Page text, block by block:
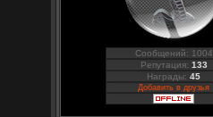
Сообщений: 1004
Репутация: 133
Награды:45
Добавить в друзья